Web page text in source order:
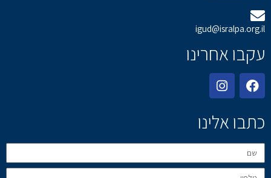
igud@isralpa.org.il
עקבו אחרינו
כתבו אלינו